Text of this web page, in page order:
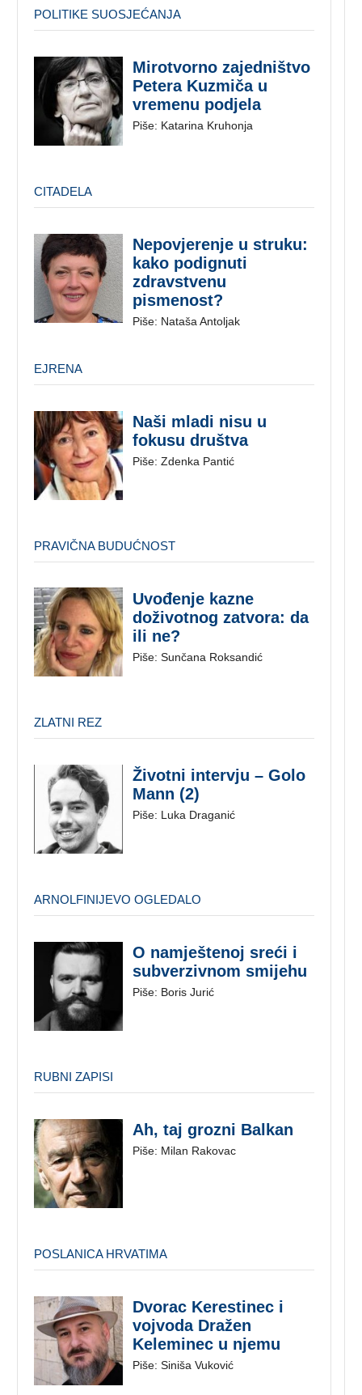
Mirotvorno zajedništvo
Petera Kuzmiča u
vremenu podjela
Piše: Katarina Kruhonja
POLITIKE SUOSJEĆANJA
Nepovjerenje u struku:
kako podignuti
zdravstvenu
pismenost?
Piše: Nataša Antoljak
CITADELA
Naši mladi nisu u
fokusu društva
Piše: Zdenka Pantić
EJRENA
Uvođenje kazne
doživotnog zatvora: da
ili ne?
Piše: Sunčana Roksandić
PRAVIČNA BUDUĆNOST
Životni intervju – Golo
Mann (2)
Piše: Luka Draganić
ZLATNI REZ
O namještenoj sreći i
subverzivnom smijehu
Piše: Boris Jurić
ARNOLFINIJEVO OGLEDALO
Ah, taj grozni Balkan
Piše: Milan Rakovac
RUBNI ZAPISI
Dvorac Kerestinec i
vojvoda Dražen
Keleminec u njemu
Piše: Siniša Vuković
POSLANICA HRVATIMA